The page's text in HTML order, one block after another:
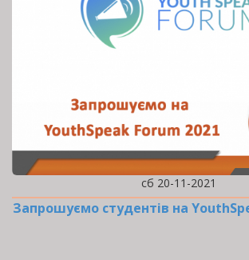
сб 20-11-2021
Запрошуємо студентів на